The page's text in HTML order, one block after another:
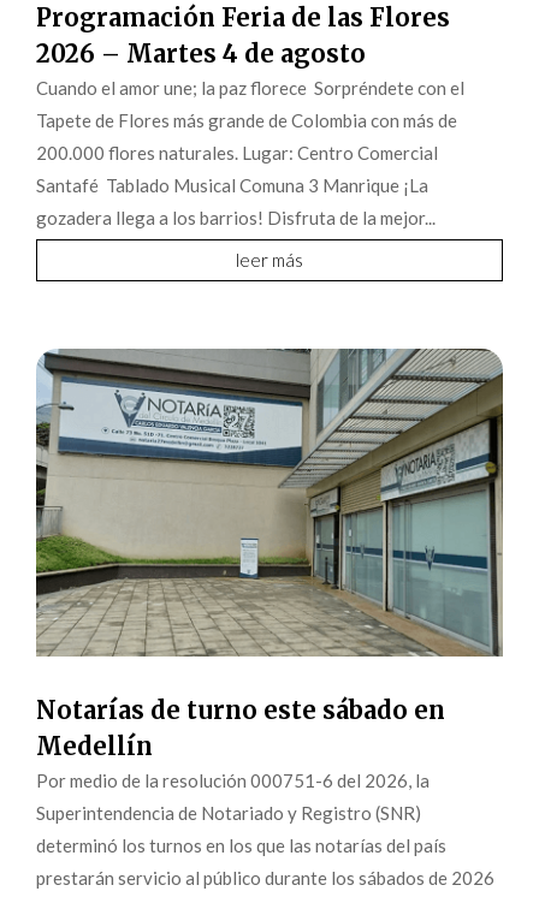
Programación Feria de las Flores
2026 – Martes 4 de agosto
Cuando el amor une; la paz florece Sorpréndete con el
Tapete de Flores más grande de Colombia con más de
200.000 flores naturales. Lugar: Centro Comercial
Santafé Tablado Musical Comuna 3 Manrique ¡La
gozadera llega a los barrios! Disfruta de la mejor...
leer más
Notarías de turno este sábado en
Medellín
Por medio de la resolución 000751-6 del 2026, la
Superintendencia de Notariado y Registro (SNR)
determinó los turnos en los que las notarías del país
prestarán servicio al público durante los sábados de 2026